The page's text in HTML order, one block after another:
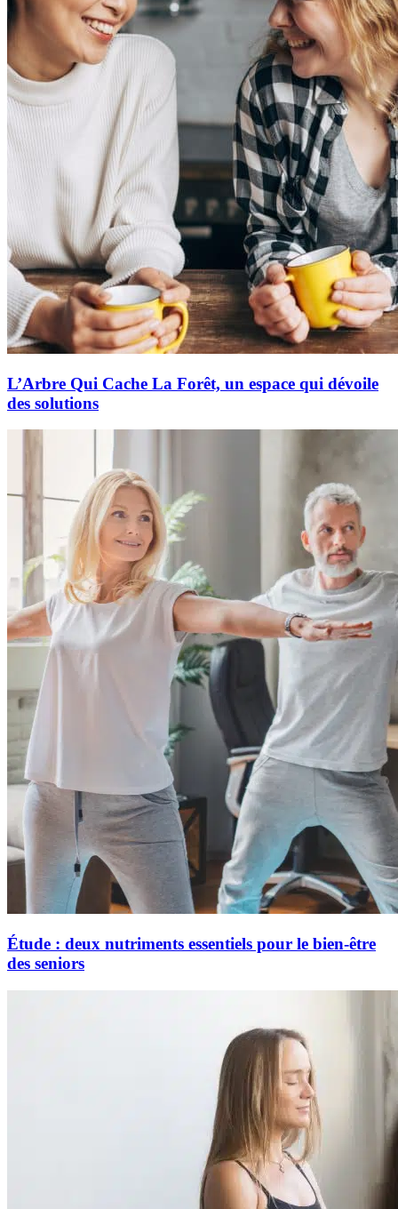
L’Arbre Qui Cache La Forêt, un espace qui dévoile
des solutions
Étude : deux nutriments essentiels pour le bien-être
des seniors